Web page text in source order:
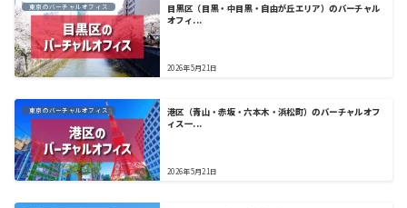
東京のバーチャルオフィス
目黒区（目黒・中目黒・自由が丘エリア）のバーチャル
オフィ...
2026年5月21日
東京のバーチャルオフィス
港区（青山・赤坂・六本木・浜松町）のバーチャルオフ
ィス一...
2026年5月21日